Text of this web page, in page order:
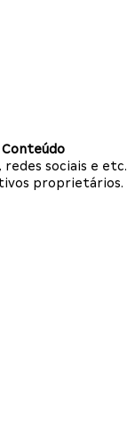
redes sociais e etc.
proprietários.